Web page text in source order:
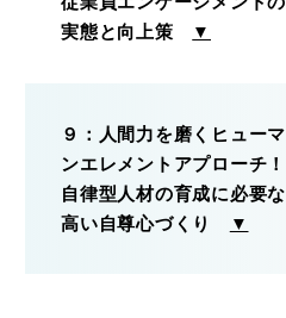
実態と向上策
▼
９：人間力を磨くヒューマ
ンエレメントアプローチ！
自律型人材の育成に必要な
高い自尊心づくり
▼